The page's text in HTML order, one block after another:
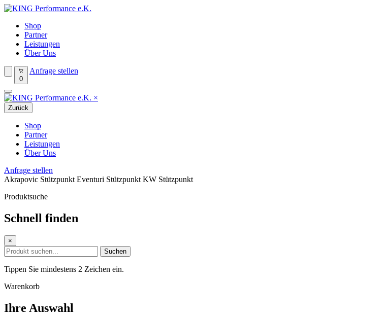
Shop
Partner
Leistungen
Über Uns
0
Anfrage stellen
×
Zurück
Shop
Partner
Leistungen
Über Uns
Anfrage stellen
Akrapovic Stützpunkt Eventuri Stützpunkt KW Stützpunkt
Produktsuche
Schnell finden
×
Suchen
Tippen Sie mindestens 2 Zeichen ein.
Warenkorb
Ihre Auswahl